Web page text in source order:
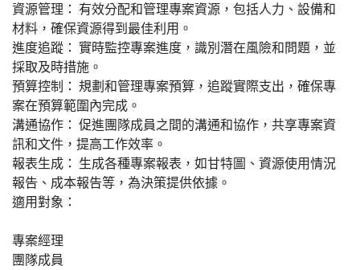
資源管理： 有效分配和管理專案資源，包括人力、設備和
材料，確保資源得到最佳利用。
進度追蹤： 實時監控專案進度，識別潛在風險和問題，並
採取及時措施。
預算控制： 規劃和管理專案預算，追蹤實際支出，確保專
案在預算範圍內完成。
溝通協作： 促進團隊成員之間的溝通和協作，共享專案資
訊和文件，提高工作效率。
報表生成： 生成各種專案報表，如甘特圖、資源使用情況
報告、成本報告等，為決策提供依據。
適用對象：
專案經理
團隊成員